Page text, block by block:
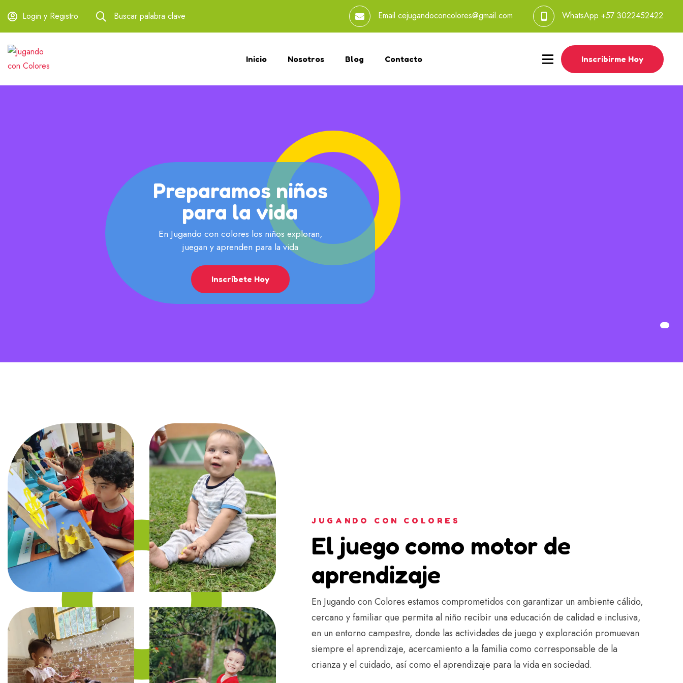
Login y Registro Buscar palabra clave Email cejugandoconcolores@gmail.com WhatsApp +57 3022452422
Inicio Nosotros Blog Contacto Inscribirme Hoy
Preparamos niños
para la vida
En Jugando con colores los niños exploran,
juegan y aprenden para la vida
Inscríbete Hoy
JUGANDO CON COLORES
El juego como motor de
aprendizaje
En Jugando con Colores estamos comprometidos con garantizar un ambiente cálido,
cercano y familiar que permita al niño recibir una educación de calidad e inclusiva,
en un entorno campestre, donde las actividades de juego y exploración promuevan
siempre el aprendizaje, acercamiento a la familia como corresponsable de la
crianza y el cuidado, así como el aprendizaje para la vida en sociedad.